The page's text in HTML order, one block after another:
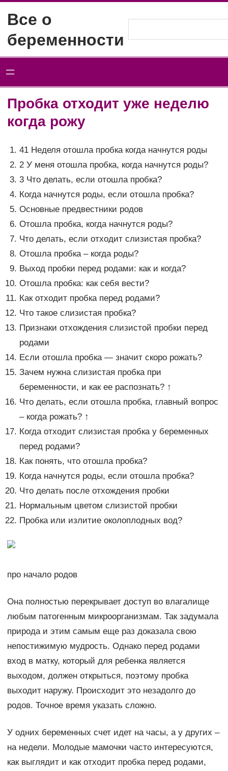
содержимому
Все о
беременности
Пробка отходит уже неделю
когда рожу
41 Неделя отошла пробка когда начнутся роды
2 У меня отошла пробка, когда начнутся роды?
3 Что делать, если отошла пробка?
Когда начнутся роды, если отошла пробка?
Основные предвестники родов
Отошла пробка, когда начнутся роды?
Что делать, если отходит слизистая пробка?
Отошла пробка – когда роды?
Выход пробки перед родами: как и когда?
Отошла пробка: как себя вести?
Как отходит пробка перед родами?
Что такое слизистая пробка?
Признаки отхождения слизистой пробки перед
родами
Если отошла пробка — значит скоро рожать?
Зачем нужна слизистая пробка при
беременности, и как ее распознать? ↑
Что делать, если отошла пробка, главный вопрос
– когда рожать? ↑
Когда отходит слизистая пробка у беременных
перед родами?
Как понять, что отошла пробка?
Когда начнутся роды, если отошла пробка?
Что делать после отхождения пробки
Нормальным цветом слизистой пробки
Пробка или излитие околоплодных вод?
про начало родов
Она полностью перекрывает доступ во влагалище
любым патогенным микроорганизмам. Так задумала
природа и этим самым еще раз доказала свою
непостижимую мудрость. Однако перед родами
вход в матку, который для ребенка является
выходом, должен открыться, поэтому пробка
выходит наружу. Происходит это незадолго до
родов. Точное время указать сложно.
У одних беременных счет идет на часы, а у других –
на недели. Молодые мамочки часто интересуются,
как выглядит и как отходит пробка перед родами,